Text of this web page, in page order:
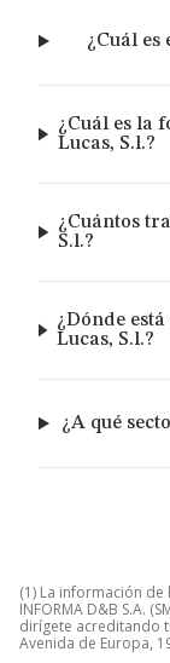
¿Cuál es
¿Cuál es la
Lucas, S.l.?
¿Cuántos
S.l.?
¿Dónde
Lucas, S.l.?
¿A qué
(1) La información
INFORMA D&B S.A.
dirígete acreditando
Avenida de Europa,